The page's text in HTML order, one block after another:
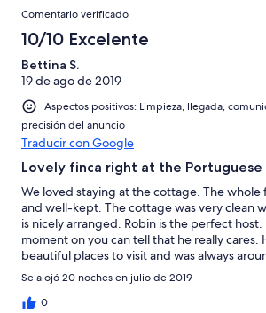
Comentario verificado
10/10 Excelente
Bettina S.
19 de ago de 2019
Aspectos positivos: Limpieza, llegada,
precisión del anuncio
Traducir con Google
Lovely finca right at the
We loved staying at the cottage. The whole
and well-kept. The cottage was very clean
is nicely arranged. Robin is the perfect
moment on you can tell that he really cares.
beautiful places to visit and was always
three kids loved the dog and the cat which
feel at home. The surrounding is also just
diffenrent places to swim, from pools in
Se alojó 20 noches en julio de 2019
0